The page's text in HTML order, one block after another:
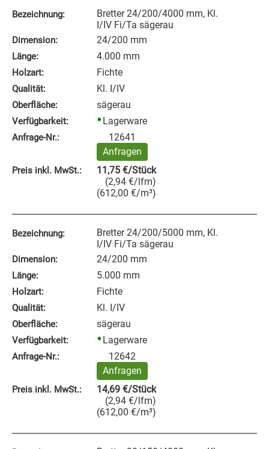
Bezeichnung:
Bretter 24/200/4000 mm, Kl.
I/IV Fi/Ta sägerau
Dimension: 24/200 mm
Länge: 4.000 mm
Holzart: Fichte
Qualität: Kl. I/IV
Oberfläche: sägerau
Verfügbarkeit: Lagerware
Anfrage‑Nr.:
12641
Anfragen
Preis inkl. MwSt.: 11,75 €/Stück
(2,94 €/lfm)
(612,00 €/m³)
Bezeichnung:
Bretter 24/200/5000 mm, Kl.
I/IV Fi/Ta sägerau
Dimension: 24/200 mm
Länge: 5.000 mm
Holzart: Fichte
Qualität: Kl. I/IV
Oberfläche: sägerau
Verfügbarkeit: Lagerware
Anfrage‑Nr.:
12642
Anfragen
Preis inkl. MwSt.: 14,69 €/Stück
(2,94 €/lfm)
(612,00 €/m³)